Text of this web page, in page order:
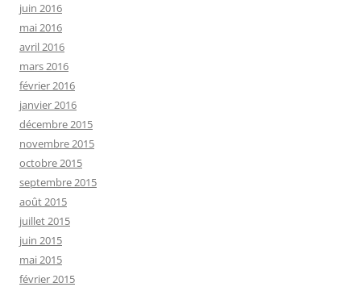
juin 2016
mai 2016
avril 2016
mars 2016
février 2016
janvier 2016
décembre 2015
novembre 2015
octobre 2015
septembre 2015
août 2015
juillet 2015
juin 2015
mai 2015
février 2015